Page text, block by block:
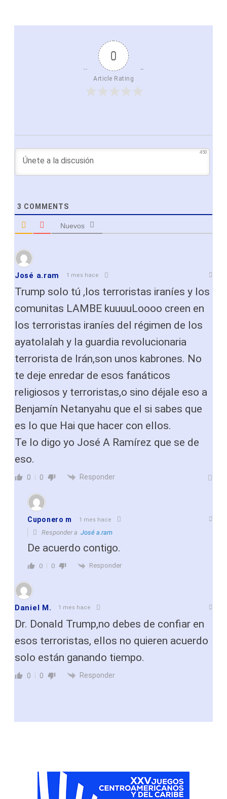
0
Article Rating
450
3 COMMENTS
Nuevos
José a.ram 1 mes hace
Trump solo tú ,los terroristas iraníes y los
comunitas LAMBE kuuuuLoooo creen en
los terroristas iraníes del régimen de los
ayatolalah y la guardia revolucionaria
terrorista de Irán,son unos kabrones. No
te deje enredar de esos fanáticos
religiosos y terroristas,o sino déjale eso a
Benjamín Netanyahu que el si sabes que
es lo que Hai que hacer con ellos.
Te lo digo yo José A Ramírez que se de
eso.
0 0 Responder
Cuponero m 1 mes hace
Responder a José a.ram
De acuerdo contigo.
0 0 Responder
Daniel M. 1 mes hace
Dr. Donald Trump,no debes de confiar en
esos terroristas, ellos no quieren acuerdo
solo están ganando tiempo.
0 0 Responder